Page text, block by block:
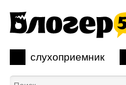
слухоприемник